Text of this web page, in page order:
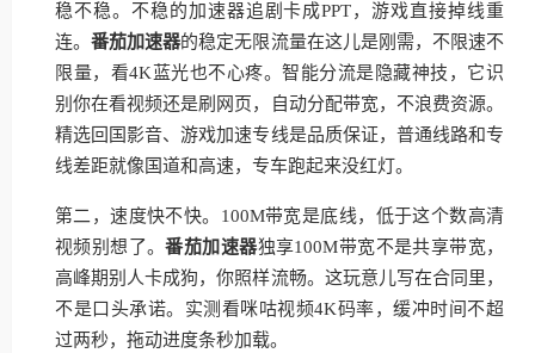
稳不稳。不稳的加速器追剧卡成PPT，游戏直接掉线重
连。番茄加速器的稳定无限流量在这儿是刚需，不限速不
限量，看4K蓝光也不心疼。智能分流是隐藏神技，它识
别你在看视频还是刷网页，自动分配带宽，不浪费资源。
精选回国影音、游戏加速专线是品质保证，普通线路和专
线差距就像国道和高速，专车跑起来没红灯。
第二，速度快不快。100M带宽是底线，低于这个数高清
视频别想了。番茄加速器独享100M带宽不是共享带宽，
高峰期别人卡成狗，你照样流畅。这玩意儿写在合同里，
不是口头承诺。实测看咪咕视频4K码率，缓冲时间不超
过两秒，拖动进度条秒加载。